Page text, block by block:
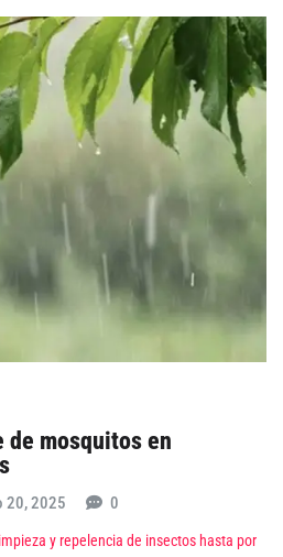
mosquitos en
20, 2025 0
y repelencia de insectos hasta por